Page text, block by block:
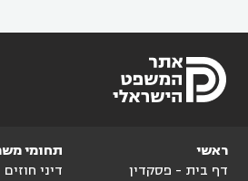
ראשי
דף בית - פסקדין
תחומי
דיני חוזים